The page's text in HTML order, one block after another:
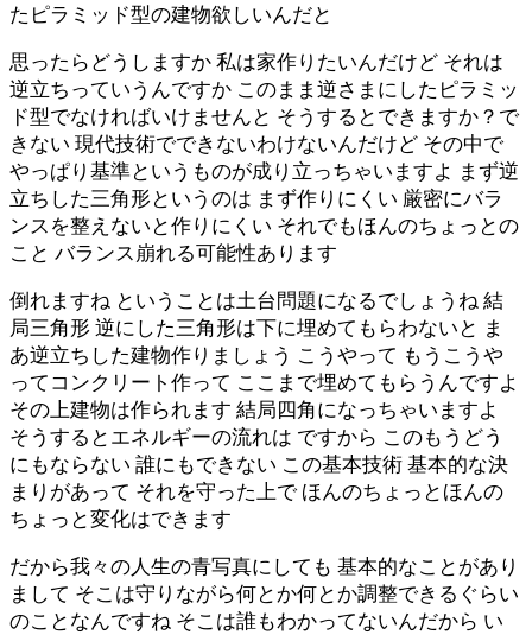
たピラミッド型の建物欲しいんだと
思ったらどうしますか 私は家作りたいんだけど それは
逆立ちっていうんですか このまま逆さまにしたピラミッ
ド型でなければいけませんと そうするとできますか？で
きない 現代技術でできないわけないんだけど その中で
やっぱり基準というものが成り立っちゃいますよ まず逆
立ちした三角形というのは まず作りにくい 厳密にバラ
ンスを整えないと作りにくい それでもほんのちょっとの
こと バランス崩れる可能性あります
倒れますね ということは土台問題になるでしょうね 結
局三角形 逆にした三角形は下に埋めてもらわないと ま
あ逆立ちした建物作りましょう こうやって もうこうや
ってコンクリート作って ここまで埋めてもらうんですよ
その上建物は作られます 結局四角になっちゃいますよ
そうするとエネルギーの流れは ですから このもうどう
にもならない 誰にもできない この基本技術 基本的な決
まりがあって それを守った上で ほんのちょっとほんの
ちょっと変化はできます
だから我々の人生の青写真にしても 基本的なことがあり
まして そこは守りながら何とか何とか調整できるぐらい
のことなんですね そこは誰もわかってないんだから い